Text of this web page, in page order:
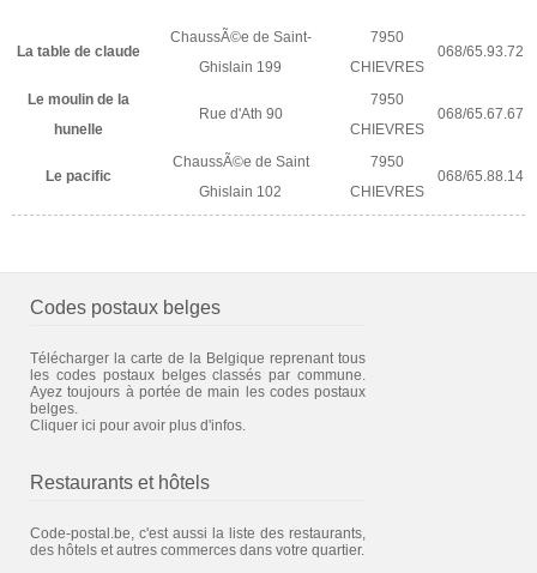
La table de claude
ChaussÃ©e de Saint-
Ghislain 199
7950
CHIEVRES
068/65.93.72
Le moulin de la
hunelle
Rue d'Ath 90
7950
CHIEVRES
068/65.67.67
Le pacific
ChaussÃ©e de Saint
Ghislain 102
7950
CHIEVRES
068/65.88.14
Codes postaux belges
Télécharger la carte de la Belgique reprenant tous
les codes postaux belges classés par commune.
Ayez toujours à portée de main les codes postaux
belges.
Cliquer ici pour avoir plus d'infos.
Restaurants et hôtels
Code-postal.be, c'est aussi la liste des restaurants,
des hôtels et autres commerces dans votre quartier.